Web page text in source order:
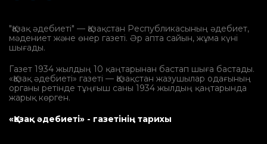
"Қазақ әдебиеті" — Қазақстан Республикасының әдебиет,
мәдениет және өнер газеті. Әр апта сайын, жұма күні
шығады.
Газет 1934 жылдың 10 қаңтарынан бастап шыға бастады.
«Қазақ әдебиеті» газеті — Қазақстан жазушылар одағының
органы ретінде тұңғыш саны 1934 жылдың қаңтарында
жарық көрген.
«Қазақ әдебиеті» - газетінің тарихы